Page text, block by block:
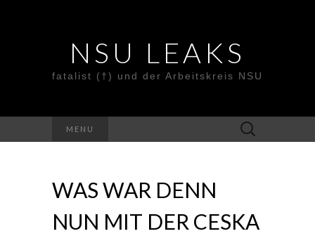
NSU LEAKS
fatalist (†) und der Arbeitskreis NSU
MENU
Suche
nach:
WAS WAR DENN
NUN MIT DER CESKA